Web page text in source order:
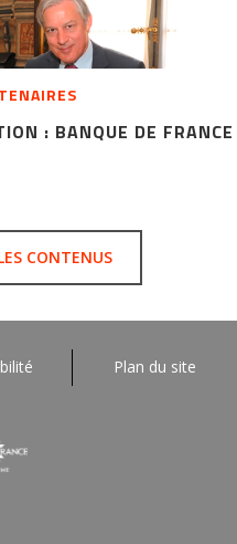
: BANQUE DE
CONTENUS
Plan du site